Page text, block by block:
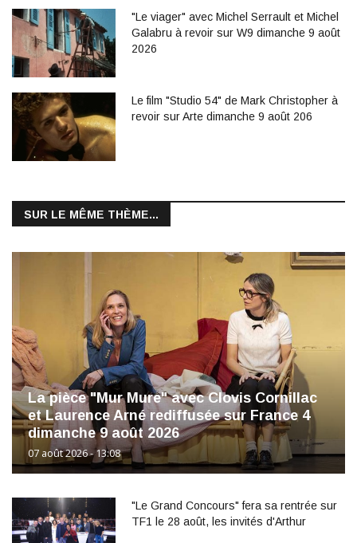
"Le viager" avec Michel Serrault et Michel
Galabru à revoir sur W9 dimanche 9 août
2026
Le film "Studio 54" de Mark Christopher à
revoir sur Arte dimanche 9 août 206
SUR LE MÊME THÈME...
La pièce "Mur Mure" avec Clovis Cornillac
et Laurence Arné rediffusée sur France 4
dimanche 9 août 2026
07 août 2026 - 13:08
"Le Grand Concours" fera sa rentrée sur
TF1 le 28 août, les invités d'Arthur